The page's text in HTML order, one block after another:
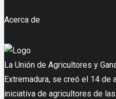
Acerca de
La Unión de Agricultores y
Extremadura, se creó el 14 de
iniciativa de agricultores de